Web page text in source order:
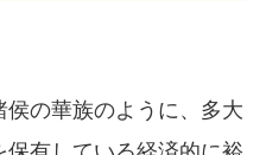
の華族のように、多大